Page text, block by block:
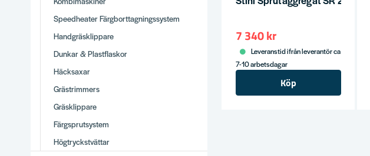
Speedheater Färgborttagningssystem
Handgräsklippare
Dunkar & Plastflaskor
Häcksaxar
Grästrimmers
Gräsklippare
Färgsprutsystem
Högtryckstvättar
7 340 kr
Leveranstid ifrån leverantör ca
7-10 arbetsdagar
Köp